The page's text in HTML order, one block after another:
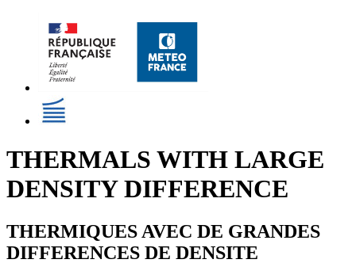
THERMALS WITH LARGE
DENSITY DIFFERENCE
THERMIQUES AVEC DE GRANDES
DIFFERENCES DE DENSITE